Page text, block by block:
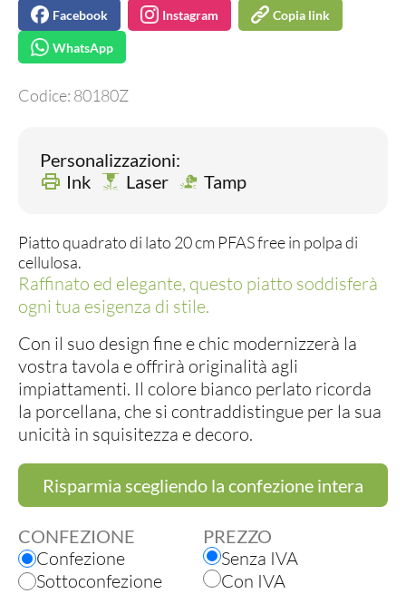
Facebook Instagram Copia link
WhatsApp
Codice: 80180Z
Personalizzazioni:
Ink
Laser Tamp
Piatto quadrato di lato 20 cm PFAS free in polpa di
cellulosa.
Raffinato ed elegante, questo piatto soddisferà
ogni tua esigenza di stile.
Con il suo design fine e chic modernizzerà la
vostra tavola e offrirà originalità agli
impiattamenti. Il colore bianco perlato ricorda
la porcellana, che si contraddistingue per la sua
unicità in squisitezza e decoro.
Risparmia scegliendo la confezione intera
CONFEZIONE PREZZO
Confezione
Sottoconfezione
Senza IVA
Con IVA